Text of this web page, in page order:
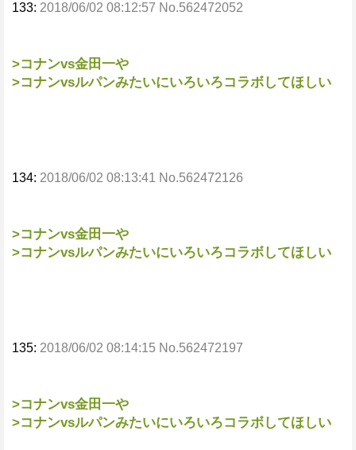
133: 2018/06/02 08:12:57 No.562472052
>コナンvs金田一や
>コナンvsルパンみたいにいろいろコラボしてほしい
134: 2018/06/02 08:13:41 No.562472126
>コナンvs金田一や
>コナンvsルパンみたいにいろいろコラボしてほしい
135: 2018/06/02 08:14:15 No.562472197
>コナンvs金田一や
>コナンvsルパンみたいにいろいろコラボしてほしい